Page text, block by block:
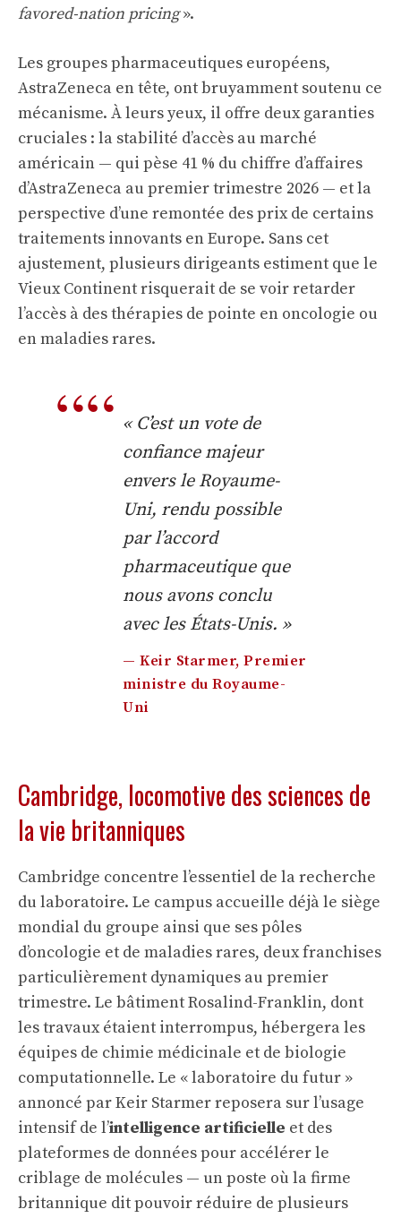
favored-nation pricing».
Les groupes pharmaceutiques européens,
AstraZeneca en tête, ont bruyamment soutenu ce
mécanisme. À leurs yeux, il offre deux garanties
cruciales : la stabilité d’accès au marché
américain — qui pèse 41 % du chiffre d’affaires
d’AstraZeneca au premier trimestre 2026 — et la
perspective d’une remontée des prix de certains
traitements innovants en Europe. Sans cet
ajustement, plusieurs dirigeants estiment que le
Vieux Continent risquerait de se voir retarder
l’accès à des thérapies de pointe en oncologie ou
en maladies rares.
« C’est un vote de
confiance majeur
envers le Royaume-
Uni, rendu possible
par l’accord
pharmaceutique que
nous avons conclu
avec les États-Unis. »
— Keir Starmer, Premier
ministre du Royaume-
Uni
Cambridge, locomotive des sciences de
la vie britanniques
Cambridge concentre l’essentiel de la recherche
du laboratoire. Le campus accueille déjà le siège
mondial du groupe ainsi que ses pôles
d’oncologie et de maladies rares, deux franchises
particulièrement dynamiques au premier
trimestre. Le bâtiment Rosalind-Franklin, dont
les travaux étaient interrompus, hébergera les
équipes de chimie médicinale et de biologie
computationnelle. Le « laboratoire du futur »
annoncé par Keir Starmer reposera sur l’usage
intensif de l’intelligence artificielle et des
plateformes de données pour accélérer le
criblage de molécules — un poste où la firme
britannique dit pouvoir réduire de plusieurs